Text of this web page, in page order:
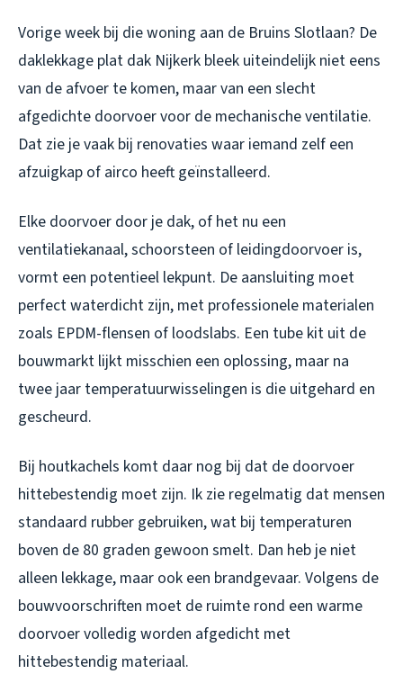
Vorige week bij die woning aan de Bruins Slotlaan? De
daklekkage plat dak Nijkerk bleek uiteindelijk niet eens
van de afvoer te komen, maar van een slecht
afgedichte doorvoer voor de mechanische ventilatie.
Dat zie je vaak bij renovaties waar iemand zelf een
afzuigkap of airco heeft geïnstalleerd.
Elke doorvoer door je dak, of het nu een
ventilatiekanaal, schoorsteen of leidingdoorvoer is,
vormt een potentieel lek­punt. De aansluiting moet
perfect waterdicht zijn, met professionele materialen
zoals EPDM-flensen of loodslabs. Een tube kit uit de
bouwmarkt lijkt misschien een oplossing, maar na
twee jaar temperatuurwisselingen is die uitgehard en
gescheurd.
Bij houtkachels komt daar nog bij dat de doorvoer
hittebestendig moet zijn. Ik zie regelmatig dat mensen
standaard rubber gebruiken, wat bij temperaturen
boven de 80 graden gewoon smelt. Dan heb je niet
alleen lekkage, maar ook een brandgevaar. Volgens de
bouwvoorschriften moet de ruimte rond een warme
doorvoer volledig worden afgedicht met
hittebestendig materiaal.